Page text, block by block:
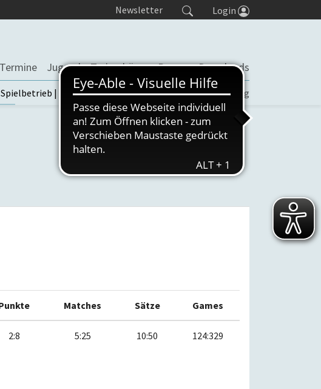
Newsletter Login
Termine Jugend Trainerbörse Presse Downloads
Spielbetrieb | TORP Turniere Seminaranmeldung
Matches Sätze Games
2:8 5:25 10:50 124:329